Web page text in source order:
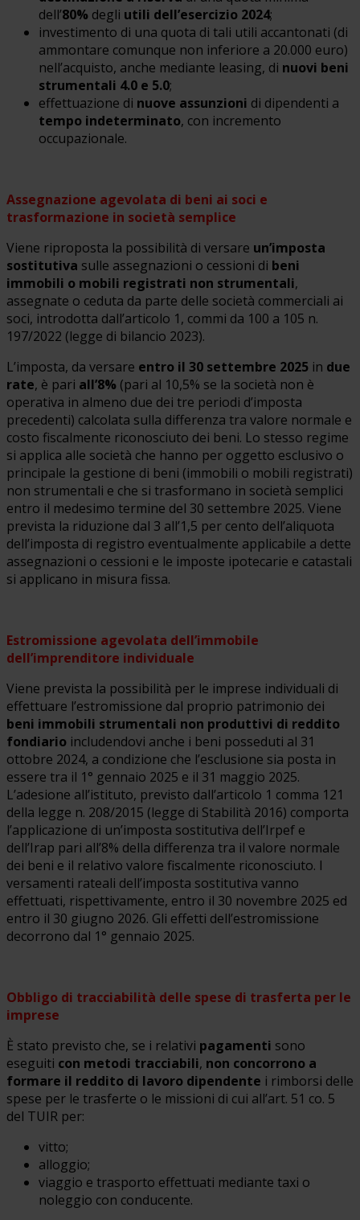
dell’80% degli utili dell’esercizio 2024;
investimento di una quota di tali utili accantonati (di
ammontare comunque non inferiore a 20.000 euro)
nell’acquisto, anche mediante leasing, di nuovi beni
strumentali 4.0 e 5.0;
effettuazione di nuove assunzioni di dipendenti a
tempo indeterminato, con incremento
occupazionale.
Assegnazione agevolata di beni ai soci e
trasformazione in società semplice
Viene riproposta la possibilità di versare un’imposta
sostitutiva sulle assegnazioni o cessioni di beni
immobili o mobili registrati non strumentali,
assegnate o ceduta da parte delle società commerciali ai
soci, introdotta dall’articolo 1, commi da 100 a 105 n.
197/2022 (legge di bilancio 2023).
L’imposta, da versare entro il 30 settembre 2025 in due
rate, è pari all’8% (pari al 10,5% se la società non è
operativa in almeno due dei tre periodi d’imposta
precedenti) calcolata sulla differenza tra valore normale e
costo fiscalmente riconosciuto dei beni. Lo stesso regime
si applica alle società che hanno per oggetto esclusivo o
principale la gestione di beni (immobili o mobili registrati)
non strumentali e che si trasformano in società semplici
entro il medesimo termine del 30 settembre 2025. Viene
prevista la riduzione dal 3 all’1,5 per cento dell’aliquota
dell’imposta di registro eventualmente applicabile a dette
assegnazioni o cessioni e le imposte ipotecarie e catastali
si applicano in misura fissa.
Estromissione agevolata dell’immobile
dell’imprenditore individuale
Viene prevista la possibilità per le imprese individuali di
effettuare l’estromissione dal proprio patrimonio dei
beni immobili strumentali non produttivi di reddito
fondiario includendovi anche i beni posseduti al 31
ottobre 2024, a condizione che l’esclusione sia posta in
essere tra il 1° gennaio 2025 e il 31 maggio 2025.
L’adesione all’istituto, previsto dall’articolo 1 comma 121
della legge n. 208/2015 (legge di Stabilità 2016) comporta
l’applicazione di un’imposta sostitutiva dell’Irpef e
dell’Irap pari all’8% della differenza tra il valore normale
dei beni e il relativo valore fiscalmente riconosciuto. I
versamenti rateali dell’imposta sostitutiva vanno
effettuati, rispettivamente, entro il 30 novembre 2025 ed
entro il 30 giugno 2026. Gli effetti dell’estromissione
decorrono dal 1° gennaio 2025.
Obbligo di tracciabilità delle spese di trasferta per le
imprese
È stato previsto che, se i relativi pagamenti sono
eseguiti con metodi tracciabili, non concorrono a
formare il reddito di lavoro dipendente i rimborsi delle
spese per le trasferte o le missioni di cui all’art. 51 co. 5
del TUIR per:
vitto;
alloggio;
viaggio e trasporto effettuati mediante taxi o
noleggio con conducente.